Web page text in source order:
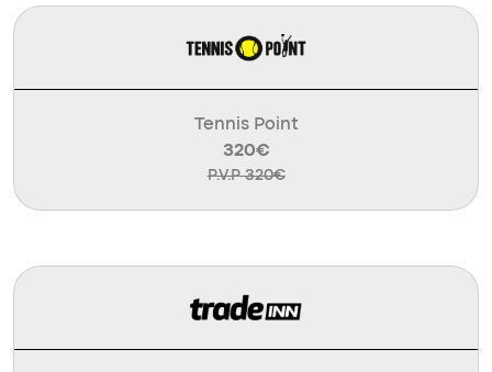
Tennis Point
320€
P.V.P 320€